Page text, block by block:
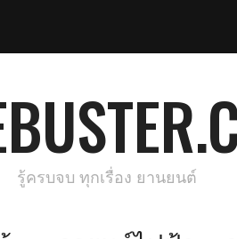
รู้ครบจบ ทุกเรื่อง ยานยนต์